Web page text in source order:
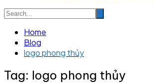
Home
Blog
logo phong thủy
Tag: logo phong thủy